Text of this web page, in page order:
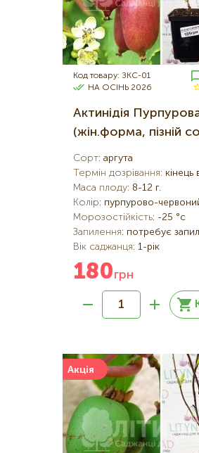
Код товару: ЗКС-01
НА ОСІНЬ 2026
Актинідія
(жін.форма, пізній
Сорт: аргута
Термін дозрівання: кінець
Маса плоду: 8-12 г.
Колір: пурпурово-
Морозостійкість: -25 °c
Запилення: потребує
Вік саджанця: 1-рік
180грн
Акція